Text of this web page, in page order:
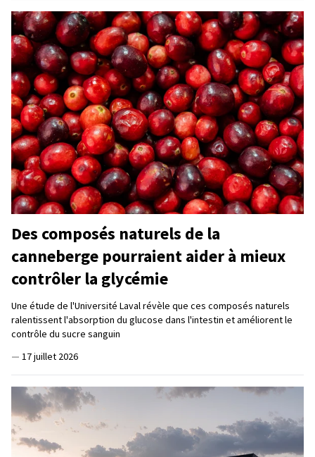
Des composés naturels de la
canneberge pourraient aider à mieux
contrôler la glycémie
Une étude de l'Université Laval révèle que ces composés naturels
ralentissent l'absorption du glucose dans l'intestin et améliorent le
contrôle du sucre sanguin
— 17 juillet 2026